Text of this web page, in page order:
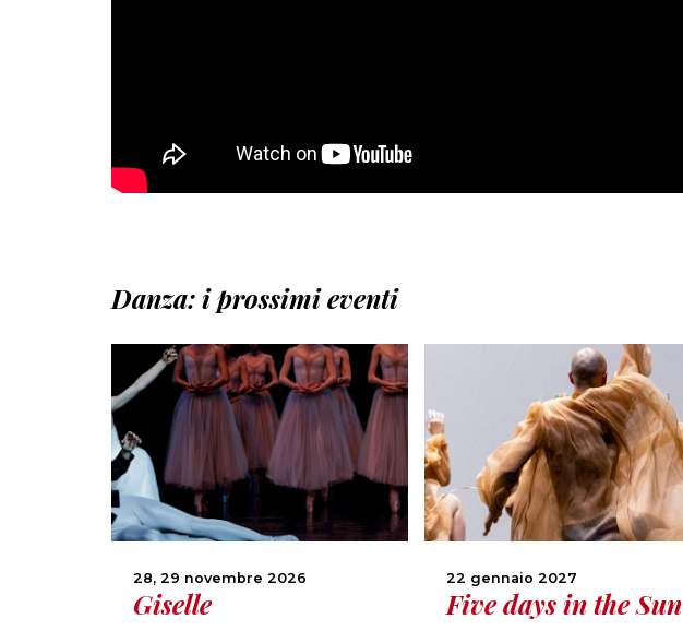
Danza: i prossimi eventi
28, 29 novembre 2026
Giselle
22 gennaio 2027
Five days in the Sun